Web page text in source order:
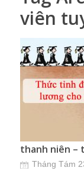
viên
thanh niên –
Tháng Tám